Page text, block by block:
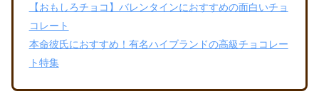
【おもしろチョコ】バレンタインにおすすめの面白いチョ
コレート
本命彼氏におすすめ！有名ハイブランドの高級チョコレー
ト特集